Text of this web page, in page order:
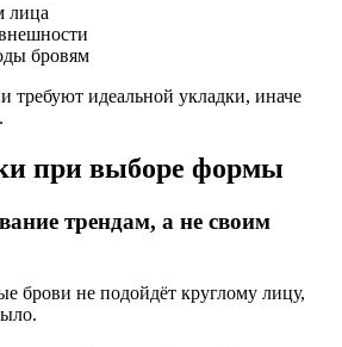
лица
бровям
требуют идеальной укладки, иначе
при выборе формы
трендам, а не своим
брови не подойдёт круглому лицу,